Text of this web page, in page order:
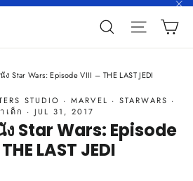
SearchSite
Star Wars: Episode VIII – THE LAST JEDI
STUDIO · MARVEL · STARWARS ·
เด็ก · JUL 31, 2017
Star Wars: Episode
LAST JEDI